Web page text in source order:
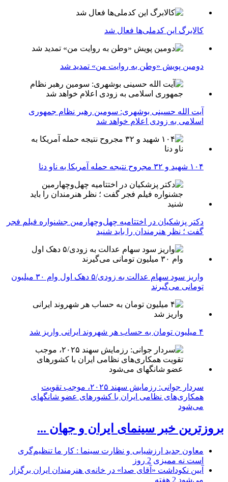
کالابرگ این کدملی‌ها فعال شد
دومین پویش «وطن به روایت من» تمدید شد
آیت الله حسینی بوشهری: سومین رهبر نظام جمهوری
اسلامی به زودی اعلام خواهد شد
۱۰۴ شهید و ۳۲ مجروح نتیجه حمله آمریکا به ناو دنا
دکتر پزشکیان در اختتامیه چهل‌وچهارمین جشنواره فیلم فجر
گفت ؛ نظر هنرمندان را باید شنید
واریز سود سهام عدالت به زودی/۵ دهک اول وام ۳۰ میلیون
تومانی می‌گیرند
۴ میلیون تومان به حساب هر شهروند ایرانی واریز شد
سردار جوانی: رزمایش سهند ۲۰۲۵، موجب تقویت
همکاری‌های نظامی ایران با کشور‌های عضو شانگهای
می‌شود
بروزترین خبر سینمای ایران و جهان ...
معاون جدید ارزشیابی و نظارت سینما : کار ما تنظیم‌گری
است نه ممیزی 2 روز
آیین نکوداشت «آقای صدا» در خانه‌ی هنرمندان ایران برگزار
می‌شود 2 هفته